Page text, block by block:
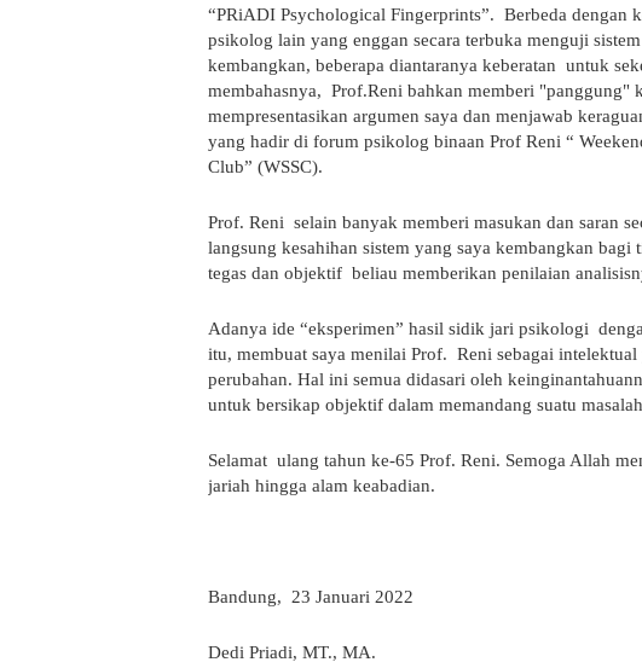
“PRiADI Psychological Fingerprints”. Berbeda dengan
psikolog lain yang enggan secara terbuka menguji
kembangkan, beberapa diantaranya keberatan untuk
membahasnya, Prof.Reni bahkan memberi "panggung"
mempresentasikan argumen saya dan menjawab
yang hadir di forum psikolog binaan Prof Reni “
Club” (WSSC).
Prof. Reni selain banyak memberi masukan dan saran
langsung kesahihan sistem yang saya kembangkan bagi
tegas dan objektif beliau memberikan penilaian
Adanya ide “eksperimen” hasil sidik jari psikologi
itu, membuat saya menilai Prof. Reni sebagai
perubahan. Hal ini semua didasari oleh
untuk bersikap objektif dalam memandang suatu
Selamat ulang tahun ke-65 Prof. Reni. Semoga Allah
jariah hingga alam keabadian.
Bandung, 23 Januari 2022
Dedi Priadi, MT., MA.